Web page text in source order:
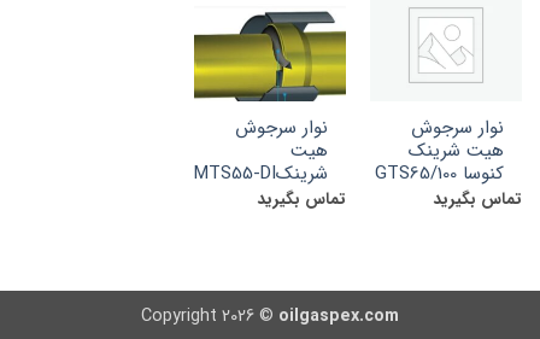
نوار سرجوش
هیت شرینک
کنوسا GTS65/100
تماس بگیرید
نوار سرجوش
هیت
شرینکMTS55-DI
تماس بگیرید
Copyright 2026 © oilgaspex.com